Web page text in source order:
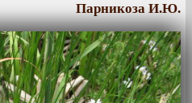
Парникоза И.Ю.